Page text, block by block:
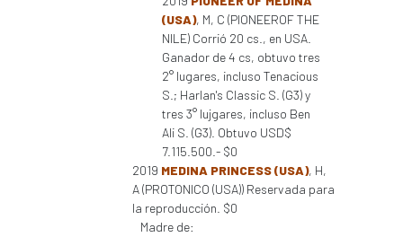
(USA), M, C (PIONEEROF THE
NILE) Corrió 20 cs., en USA.
Ganador de 4 cs, obtuvo tres
2° lugares, incluso Tenacious
S.; Harlan's Classic S. (G3) y
tres 3° lujgares, incluso Ben
Ali S. (G3). Obtuvo USD$
7.115.500.- $0
2019 MEDINA PRINCESS (USA), H,
A (PROTONICO (USA)) Reservada para
la reproducción. $0
Madre de: